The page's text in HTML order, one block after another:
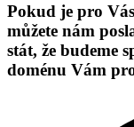
Pokud je pro
můžete nám
stát, že budeme
doménu Vám